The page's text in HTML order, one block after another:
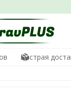
Быстрая